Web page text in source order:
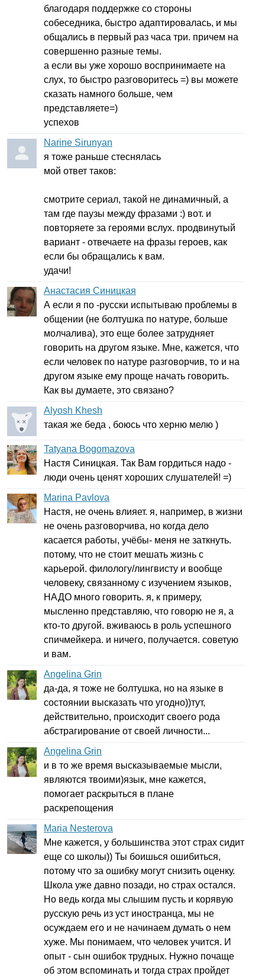
благодаря поддержке со стороны
собеседника, быстро адаптировалась, и мы
общались в первый раз часа три. причем на
совершенно разные темы.
а если вы уже хорошо воспринимаете на
слух, то быстро разговоритесь =) вы можете
сказать намного больше, чем
представляете=)
успехов
Narine Sirunyan
я тоже раньше стеснялась
мой ответ таков:
смотрите сериал, такой не динамичный, а
там где паузы между фразами :) вот. и
повторяете за героями вслух. продвинутый
вариант - отвечаете на фразы героев, как
если бы обращались к вам.
удачи!
Анастасия Синицкая
А если я по -русски испытываю проблемы в
общении (не болтушка по натуре, больше
молчалива), это еще более затрудняет
говорить на другом языке. Мне, кажется, что
если человек по натуре разговорчив, то и на
другом языке ему проще начать говорить.
Как вы думаете, это связано?
Alyosh Khesh
такая же беда , боюсь что херню мелю )
Tatyana Bogomazova
Настя Синицкая. Так Вам гордиться надо -
люди очень ценят хороших слушателей! =)
Marina Pavlova
Настя, не очень влияет. я, например, в жизни
не очень разговорчива, но когда дело
касается работы, учёбы- меня не заткнуть.
потому, что не стоит мешать жизнь с
карьерой. филологу/лингвисту и вообще
человеку, связанному с изучением языков,
НАДО много говорить. я, к примеру,
мысленно представляю, что говорю не я, а
кто-то другой. вживаюсь в роль успешного
спичмейкера. и ничего, получается. советую
и вам.
Angelina Grin
да-да, я тоже не болтушка, но на языке в
состоянии высказать что угодно))тут,
действительно, происходит своего рода
абстрагирование от своей личности...
Angelina Grin
и в то же время высказываемые мысли,
являются твоими)язык, мне кажется,
помогает раскрыться в плане
раскрепощения
Maria Nesterova
Мне кажется, у большинства этот страх сидит
еще со школы)) Ты боишься ошибиться,
потому что за ошибку могут снизить оценку.
Школа уже давно позади, но страх остался.
Но ведь когда мы слышим пусть и корявую
русскую речь из уст иностранца, мы не
осуждаем его и не начинаем думать о нем
хуже. Мы понимаем, что человек учится. И
опыт - сын ошибок трудных. Нужно почаще
об этом вспоминать и тогда страх пройдет